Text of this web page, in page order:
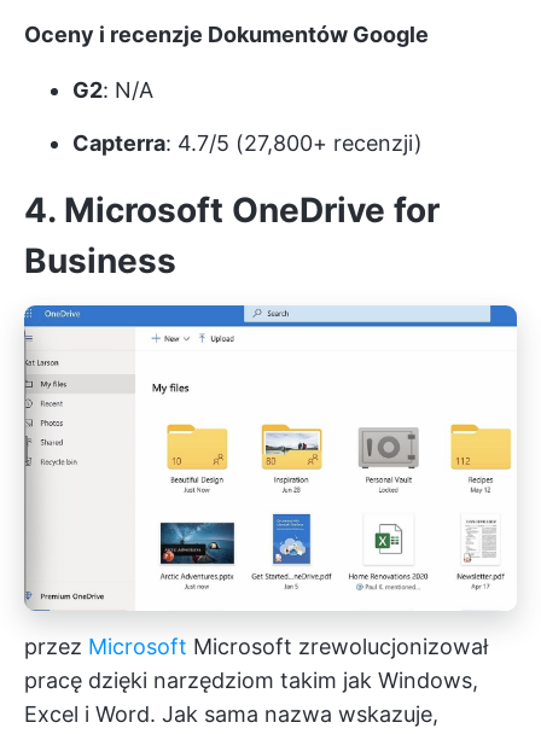
Oceny i recenzje Dokumentów Google
G2: N/A
Capterra: 4.7/5 (27,800+ recenzji)
4. Microsoft OneDrive for
Business
przez Microsoft Microsoft zrewolucjonizował
pracę dzięki narzędziom takim jak Windows,
Excel i Word. Jak sama nazwa wskazuje,